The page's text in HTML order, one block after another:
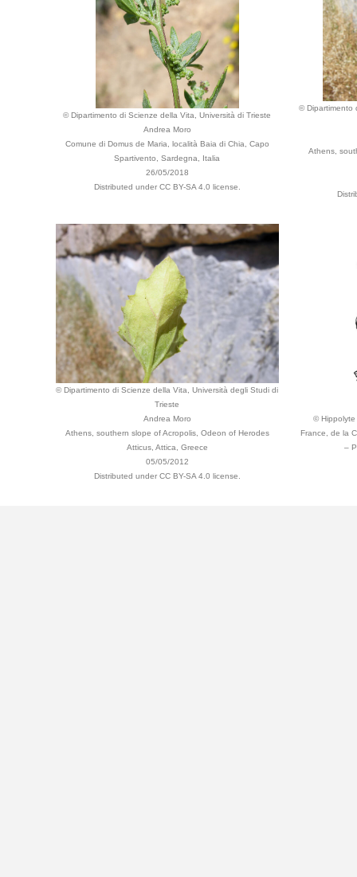
© Dipartimento di Scienze della Vita, Università di Trieste
Andrea Moro
Comune di Domus de Maria, località Baia di Chia, Capo
Spartivento, Sardegna, Italia
26/05/2018
Distributed under CC BY-SA 4.0 license.
© Dipartimento
Athens,
© Dipartimento di Scienze della Vita, Università degli Studi di
Trieste
Andrea Moro
Athens, southern slope of Acropolis, Odeon of Herodes
Atticus, Attica, Greece
05/05/2012
Distributed under CC BY-SA 4.0 license.
© Hippolyte
France, de la
–